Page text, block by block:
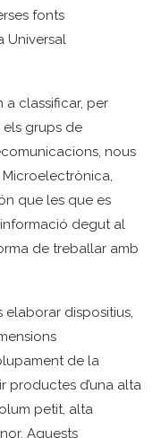
fonts
Universal
a classificar, per
grups de
nous
que les que es
degut al
de treballar amb
elaborar dispositius,
de la
productes d’una alta
petit, alta
Aquests